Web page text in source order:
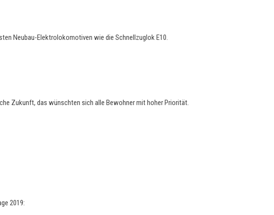
Neubau-Elektrolokomotiven wie die Schnellzuglok E10.
Zukunft, das wünschten sich alle Bewohner mit hoher Priorität.
2019: